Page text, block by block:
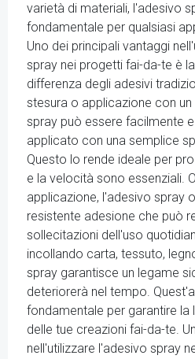
varietà di materiali, l'adesivo
fondamentale per qualsiasi
Uno dei principali vantaggi
spray nei progetti fai-da-te è
differenza degli adesivi
stesura o applicazione con un
spray può essere facilmente
applicato con una semplice
Questo lo rende ideale per
e la velocità sono essenziali.
applicazione, l'adesivo spray
resistente adesione che può
sollecitazioni dell'uso
incollando carta, tessuto,
spray garantisce un legame
deteriorerà nel tempo.
fondamentale per garantire la
delle tue creazioni fai-da-te.
nell'utilizzare l'adesivo spray